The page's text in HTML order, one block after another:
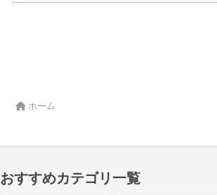
ホーム
おすすめカテゴリ一覧